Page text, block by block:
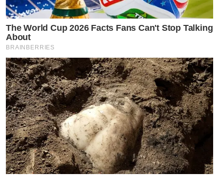
The World Cup 2026 Facts Fans Can't Stop Talking
About
BRAINBERRIES